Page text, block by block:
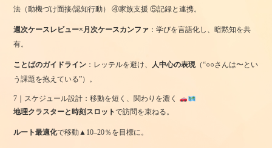
法（動機づけ面接/認知行動） ④家族支援 ⑤記録と連携。
週次ケースレビュー×月次ケースカンファ ：学びを言語化し、暗黙知を共
有。
ことばのガイドライン ：レッテルを避け、 人中心の表現（“○○さんは〜とい
う課題を抱えている”）。
7｜スケジュール設計：移動を短く、関わりを濃く
地理クラスターと時刻スロットで訪問を束ねる。
ルート最適化で移動▲10–20％を目標に。